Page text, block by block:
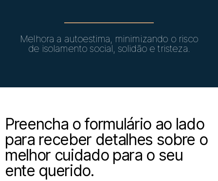
Melhora a autoestima, minimizando o risco
de isolamento social, solidão e tristeza.
Preencha o formulário ao lado
para receber detalhes sobre o
melhor cuidado para o seu
ente querido.